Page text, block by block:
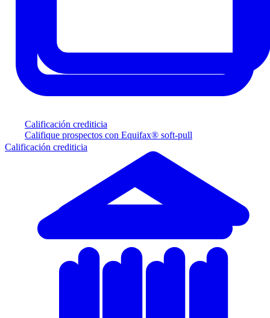
Calificación crediticia
Califique prospectos con Equifax® soft-pull
Calificación crediticia